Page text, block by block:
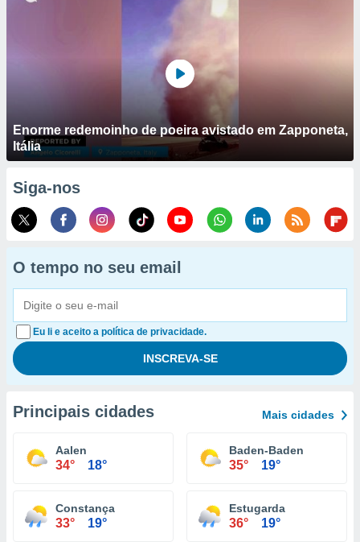
Enorme redemoinho de poeira avistado em Zapponeta,
Itália
Siga-nos
O tempo no seu email
Eu li e aceito a política de privacidade.
Principais cidades Mais cidades
Aalen
34° 18°
Baden-Baden
35° 19°
Constança
33° 19°
Estugarda
36° 19°